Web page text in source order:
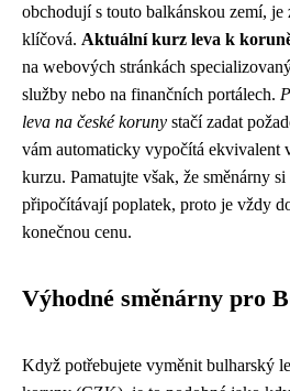
obchodují s touto balkánskou zemí, je
klíčová. Aktuální kurz leva k
na webových stránkách
služby nebo na finančních portálech.
leva na české koruny stačí zadat
vám automaticky vypočítá ekvivalent
kurzu. Pamatujte však, že směnárny
připočítávají poplatek, proto je vždy
konečnou cenu.
Výhodné směnárny pro
Když potřebujete vyměnit bulharský